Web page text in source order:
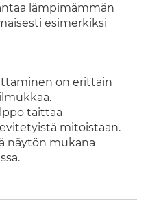
lämpimämmän
esimerkiksi
on erittäin
taittaa
mitoistaan.
näytön mukana